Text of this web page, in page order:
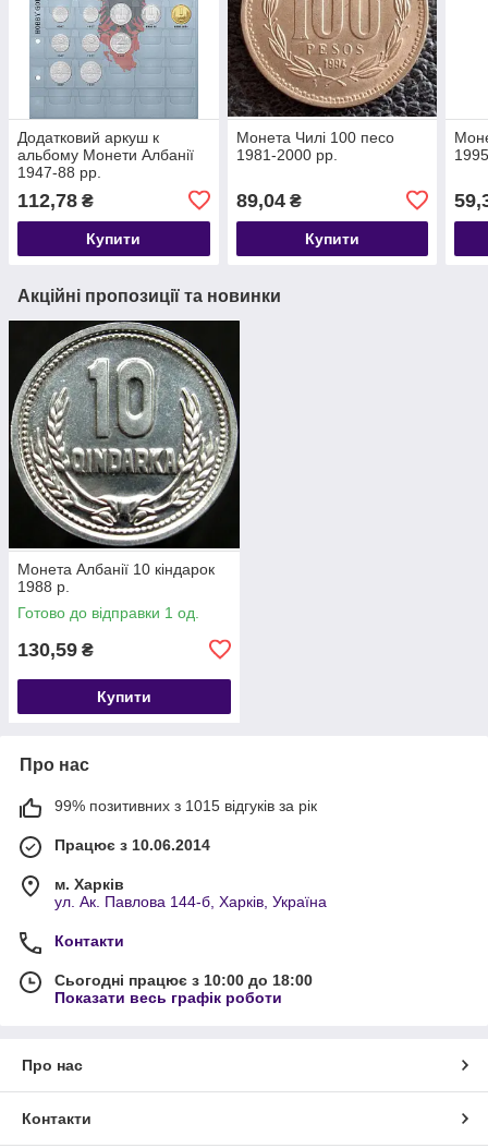
Додатковий аркуш к
альбому Монети Албанії
1947-88 рр.
112,78 ₴
Купити
Монета Чилі 100 песо
1981-2000 рр.
89,04₴
Купити
Акційні пропозиції та новинки
Монета Албанії 10 кіндарок
1988 р.
Готово до відправки 1 од.
130,59 ₴
Купити
Про нас
99% позитивних з 1015 відгуків за рік
Працює з 10.06.2014
м. Харків
ул. Ак. Павлова 144-б, Харків, Україна
Контакти
Сьогодні працює з 10:00 до 18:00
Показати весь графік роботи
Про нас
Контакти